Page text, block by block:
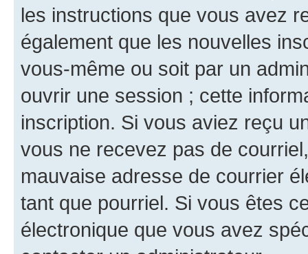
les instructions que vous avez
également que les nouvelles
vous-même ou soit par un
ouvrir une session ; cette
inscription. Si vous aviez reçu
vous ne recevez pas de
mauvaise adresse de courrier
tant que pourriel. Si vous êtes
électronique que vous avez